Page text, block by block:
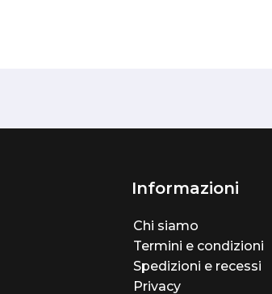
Informazioni
Chi siamo
Termini e condizioni
Spedizioni e recessi
Privacy